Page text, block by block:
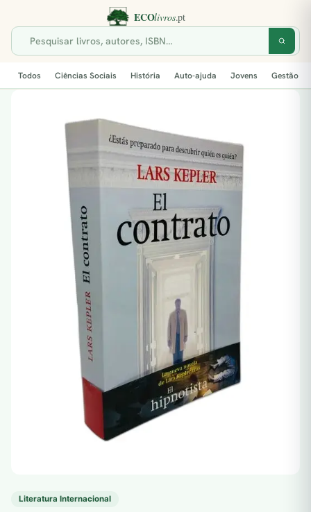
Todos Ciências Sociais História Auto-ajuda Jovens Gestão
Literatura Internacional